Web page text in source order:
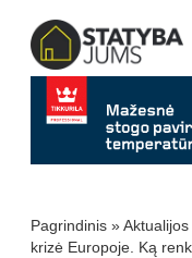
Pagrindinis »Aktualijos
krizė Europoje. Ką